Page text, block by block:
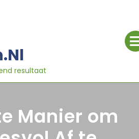
resultaat
Manier om